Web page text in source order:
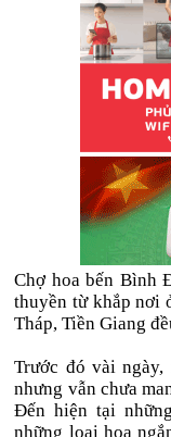
Chợ hoa bến Bình
thuyền từ khắp nơi
Tháp, Tiền Giang
Trước đó vài
nhưng vẫn chưa
Đến hiện tại
những loại hoa